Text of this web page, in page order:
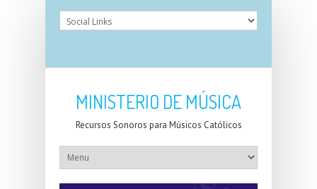
MINISTERIO DE MÚSICA
Recursos Sonoros para Músicos Católicos